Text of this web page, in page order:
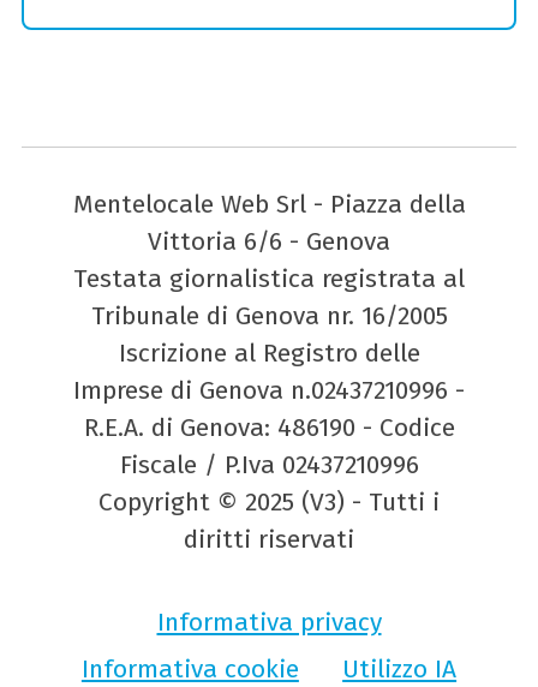
Mentelocale Web Srl - Piazza della
Vittoria 6/6 - Genova
Testata giornalistica registrata al
Tribunale di Genova nr. 16/2005
Iscrizione al Registro delle
Imprese di Genova n.02437210996 -
R.E.A. di Genova: 486190 - Codice
Fiscale / P.Iva 02437210996
Copyright © 2025 (V3) - Tutti i
diritti riservati
Informativa privacy
Informativa cookie
Utilizzo IA